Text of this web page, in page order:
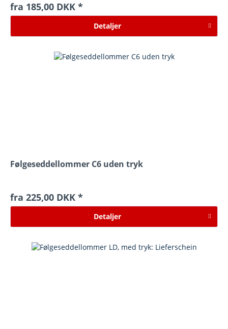
fra 185,00 DKK *
Detaljer
Følgeseddellommer C6 uden tryk
fra 225,00 DKK *
Detaljer